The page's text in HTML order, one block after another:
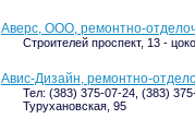
Аверс, ООО, ремонтно-
Строителей проспект, 13 -
Авис-Дизайн, ремонтно-
Тел: (383) 375-07-24, (383)
Турухановская, 95